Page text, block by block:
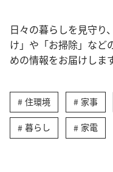
日々の暮らしを見守り
け」や「お掃除」など
めの情報をお届けします
住環境 家事
暮らし 家電